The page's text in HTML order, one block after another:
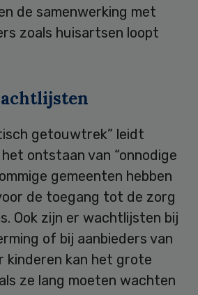
de samenwerking met
zoals huisartsen loopt
getouwtrek” leidt
ontstaan van “onnodige
gemeenten hebben
de toegang tot de zorg
Ook zijn er wachtlijsten bij
of bij aanbieders van
kinderen kan het grote
ze lang moeten wachten